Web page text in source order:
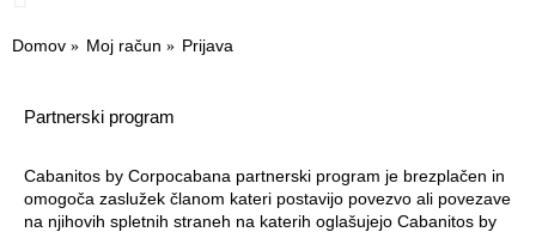
Domov Moj račun Prijava
Partnerski program
Cabanitos by Corpocabana partnerski program je brezplačen in
omogoča zaslužek članom kateri postavijo povezvo ali povezave
na njihovih spletnih straneh na katerih oglašujejo Cabanitos by